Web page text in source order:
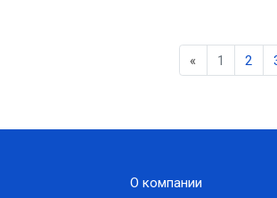
« Previous
1 2
О компании